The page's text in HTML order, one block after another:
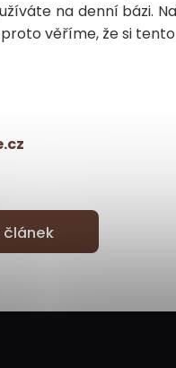
užíváte na denní bázi.
věříme, že si
článek